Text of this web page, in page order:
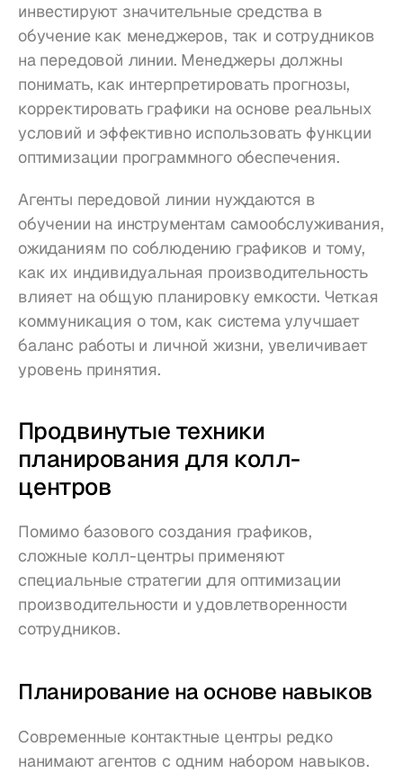
инвестируют значительные средства в
обучение как менеджеров, так и сотрудников
на передовой линии. Менеджеры должны
понимать, как интерпретировать прогнозы,
корректировать графики на основе реальных
условий и эффективно использовать функции
оптимизации программного обеспечения.
Агенты передовой линии нуждаются в
обучении на инструментам самообслуживания,
ожиданиям по соблюдению графиков и тому,
как их индивидуальная производительность
влияет на общую планировку емкости. Четкая
коммуникация о том, как система улучшает
баланс работы и личной жизни, увеличивает
уровень принятия.
Продвинутые техники
планирования для колл-
центров
Помимо базового создания графиков,
сложные колл-центры применяют
специальные стратегии для оптимизации
производительности и удовлетворенности
сотрудников.
Планирование на основе навыков
Современные контактные центры редко
нанимают агентов с одним набором навыков.